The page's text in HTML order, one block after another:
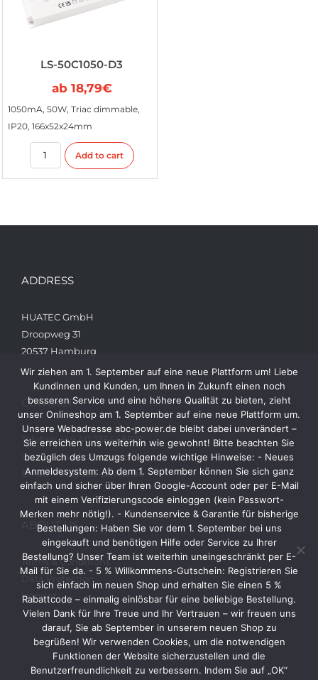
LS-50C1050-D3
ab 18,79€
1050mA, 50W, Triac dimmable,
IP20, 166x52x24mm
Add to cart
ADDRESS
HUATEC GmbH
Droopweg 31
20537 Hamburg
CONTACT
Telefon: +49 40 236448822
Web: www.abc-power.de
Email: info@abc-power.de
ABOUT US
Terms & Conditions
Imprint
Wir ziehen am 1. September auf eine neue Plattform um! Liebe
Kundinnen und Kunden, um Ihnen in Zukunft einen noch
besseren Service und eine höhere Qualität zu bieten, zieht
unser Onlineshop am 1. September auf eine neue Plattform um.
Unsere Webadresse abc-power.de bleibt dabei unverändert –
Sie erreichen uns weiterhin wie gewohnt! Bitte beachten Sie
bezüglich des Umzugs folgende wichtige Hinweise: - Neues
Anmeldesystem: Ab dem 1. September können Sie sich ganz
einfach und sicher über Ihren Google-Account oder per E-Mail
mit einem Verifizierungscode einloggen (kein Passwort-
Merken mehr nötig!). - Kundenservice & Garantie für bisherige
Bestellungen: Haben Sie vor dem 1. September bei uns
eingekauft und benötigen Hilfe oder Service zu Ihrer
Bestellung? Unser Team ist weiterhin uneingeschränkt per E-
Mail für Sie da. - 5 % Willkommens-Gutschein: Registrieren Sie
sich einfach im neuen Shop und erhalten Sie einen 5 %
Rabattcode – einmalig einlösbar für eine beliebige Bestellung.
Vielen Dank für Ihre Treue und Ihr Vertrauen – wir freuen uns
darauf, Sie ab September in unserem neuen Shop zu
begrüßen! Wir verwenden Cookies, um die notwendigen
Funktionen der Website sicherzustellen und die
Benutzerfreundlichkeit zu verbessern. Indem Sie auf „OK“